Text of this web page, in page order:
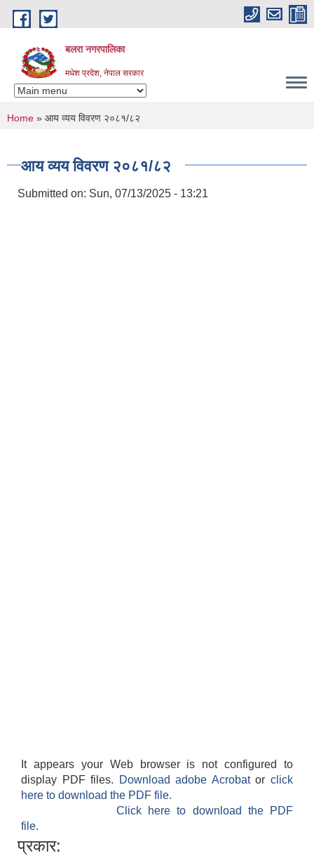
Skip to main content
बलरा नगरपालिका
मधेश प्रदेश, नेपाल सरकार
You are here
Home » आय व्यय विवरण २०८१/८२
आय व्यय विवरण २०८१/८२
Submitted on: Sun, 07/13/2025 - 13:21
It appears your Web browser is not configured to
display PDF files.
Download adobe Acrobatorclick
here to download the PDF file.
Click here to download the PDF
file.
प्रकार: